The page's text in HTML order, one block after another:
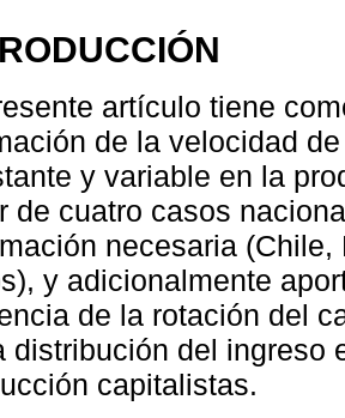
artículo tiene
de la velocidad
y variable en la
de cuatro casos
necesaria
y adicionalmente
de la rotación del
distribución del ingreso
capitalistas.